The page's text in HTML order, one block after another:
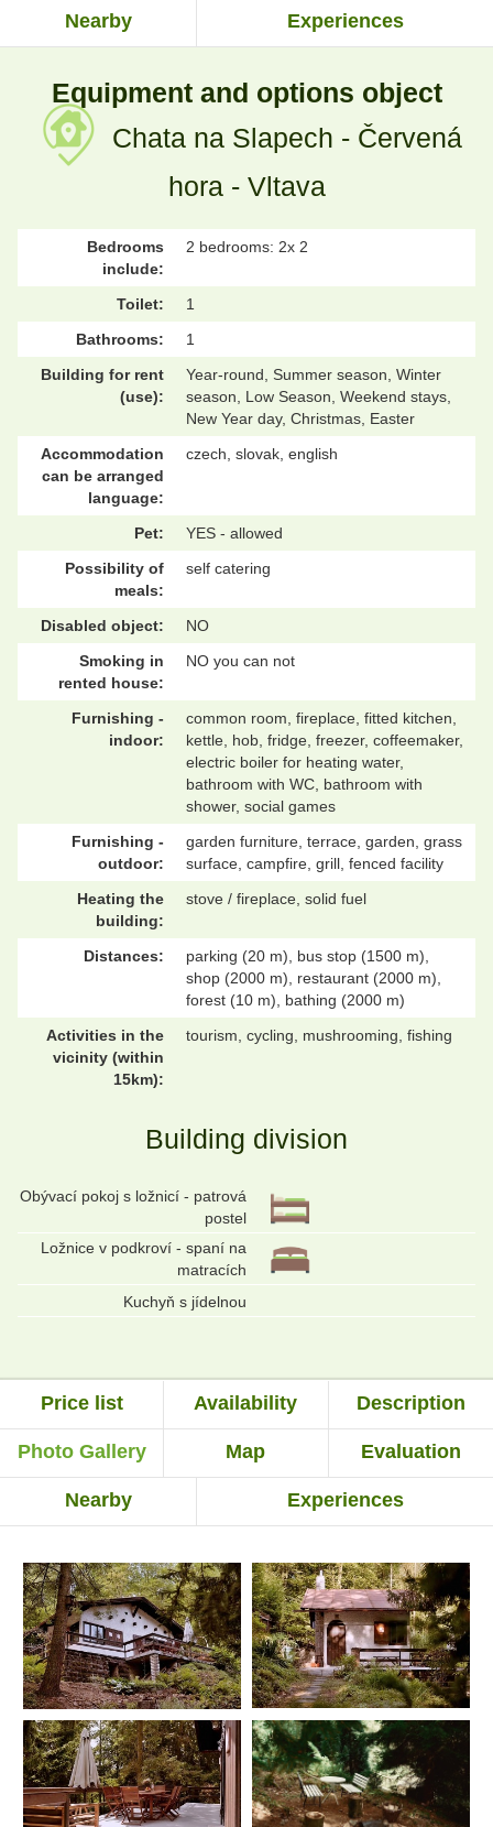
Nearby Experiences
Equipment and options object
Chata na Slapech - Červená
hora - Vltava
Bedrooms
include:
2 bedrooms: 2x 2
Toilet:
1
Bathrooms:
1
Building for rent
(use):
Year-round, Summer season, Winter
season, Low Season, Weekend stays,
New Year day, Christmas, Easter
Accommodation
can be arranged
language:
czech, slovak, english
Pet:
YES - allowed
Possibility of
meals:
self catering
Disabled object:
NO
Smoking in
rented house:
NO you can not
Furnishing -
indoor:
common room, fireplace, fitted kitchen,
kettle, hob, fridge, freezer, coffeemaker,
electric boiler for heating water,
bathroom with WC, bathroom with
shower, social games
Furnishing -
outdoor:
garden furniture, terrace, garden, grass
surface, campfire, grill, fenced facility
Heating the
building:
stove / fireplace, solid fuel
Distances:
parking (20 m), bus stop (1500 m),
shop (2000 m), restaurant (2000 m),
forest (10 m), bathing (2000 m)
Activities in the
vicinity (within
15km):
tourism, cycling, mushrooming, fishing
Building division
Obývací pokoj s ložnicí - patrová
postel
Ložnice v podkroví - spaní na
matracích
Kuchyň s jídelnou
Price list Availability Description
Photo Gallery Map Evaluation
Nearby Experiences